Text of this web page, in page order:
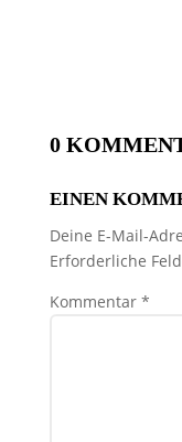
0
EINEN
Deine E-Mail-
Erforderliche
Kommentar *